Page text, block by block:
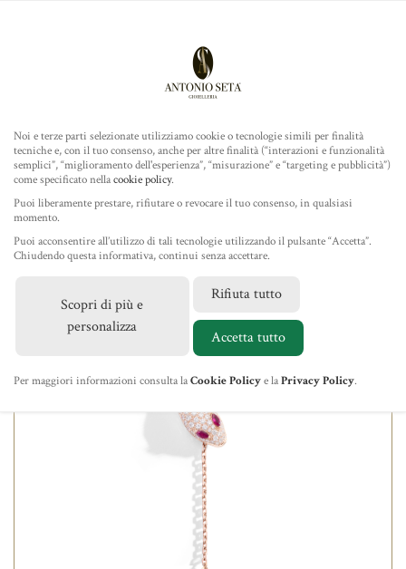
ROLEX
TUDOR
GIOIELLERIA
IL NEGOZIO
NEWS
CONTATTI
Home/Gioielleria/Gioielli Dada Arrigoni
Rosa Diamanti e Rubini
Noi e terze parti selezionate utilizziamo cookie o tecnologie simili per finalità
tecniche e, con il tuo consenso, anche per altre finalità (“interazioni e funzionalità
semplici”, “miglioramento dell'esperienza”, “misurazione” e “targeting e pubblicità”)
come specificato nellacookie policy.
Puoi liberamente prestare, rifiutare o revocare il tuo consenso, in qualsiasi
momento.
Puoi acconsentire all’utilizzo di tali tecnologie utilizzando il pulsante “Accetta”.
Chiudendo questa informativa, continui senza accettare.
Scopri di più e
personalizza
Rifiuta tutto
Accetta tutto
Per maggiori informazioni consulta laCookie Policye laPrivacy Policy.